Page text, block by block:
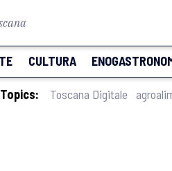
CULTURA
Toscana Digitale